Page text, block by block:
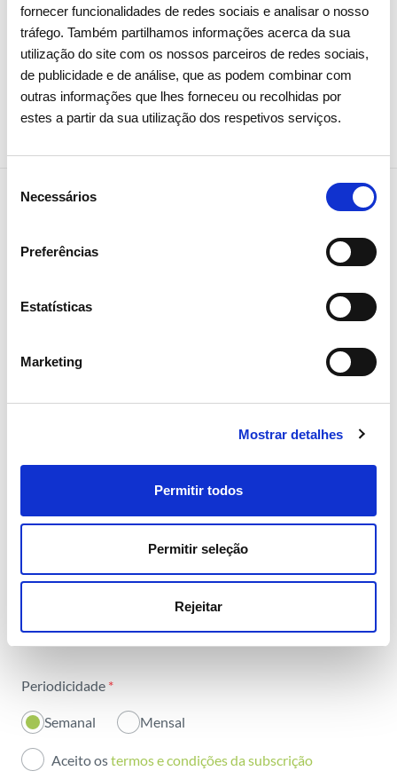
fornecer funcionalidades de redes sociais e analisar o nosso
tráfego. Também partilhamos informações acerca da sua
utilização do site com os nossos parceiros de redes sociais,
de publicidade e de análise, que as podem combinar com
outras informações que lhes forneceu ou recolhidas por
estes a partir da sua utilização dos respetivos serviços.
Necessários
Preferências
Estatísticas
Marketing
Mostrar detalhes
Permitir todos
Permitir seleção
Rejeitar
Investidores Institucional
NEWSLETTER
operação,
partilhamos
com toda a energia
Atividade
Inovação
Investidores
Publicações
Periodicidade *
Semanal Mensal
Aceito ostermos e condições da subscrição